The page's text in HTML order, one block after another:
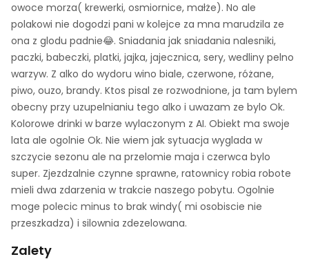
owoce morza( krewerki, osmiornice, małże). No ale
polakowi nie dogodzi pani w kolejce za mna marudzila ze
ona z glodu padnie😂. Sniadania jak sniadania nalesniki,
paczki, babeczki, platki, jajka, jajecznica, sery, wedliny pelno
warzyw. Z alko do wydoru wino biale, czerwone, różane,
piwo, ouzo, brandy. Ktos pisal ze rozwodnione, ja tam bylem
obecny przy uzupelnianiu tego alko i uwazam ze bylo Ok.
Kolorowe drinki w barze wylaczonym z AI. Obiekt ma swoje
lata ale ogolnie Ok. Nie wiem jak sytuacja wyglada w
szczycie sezonu ale na przelomie maja i czerwca bylo
super. Zjezdzalnie czynne sprawne, ratownicy robia robote
mieli dwa zdarzenia w trakcie naszego pobytu. Ogolnie
moge polecic minus to brak windy( mi osobiscie nie
przeszkadza) i silownia zdezelowana.
Zalety